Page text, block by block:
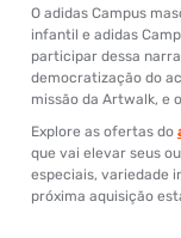
O adidas Campus
infantil e adidas
participar dessa
democratização do
missão da Artwalk, e
Explore as ofertas do
que vai elevar seus
especiais, variedade
próxima aquisição